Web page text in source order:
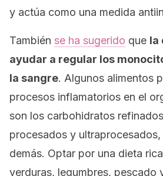
y actúa como una medida
También se ha sugerido que la
ayudar a regular los
la sangre. Algunos alimentos
procesos inflamatorios en el
son los carbohidratos
procesados y
demás. Optar por una dieta
verduras, legumbres, pescado